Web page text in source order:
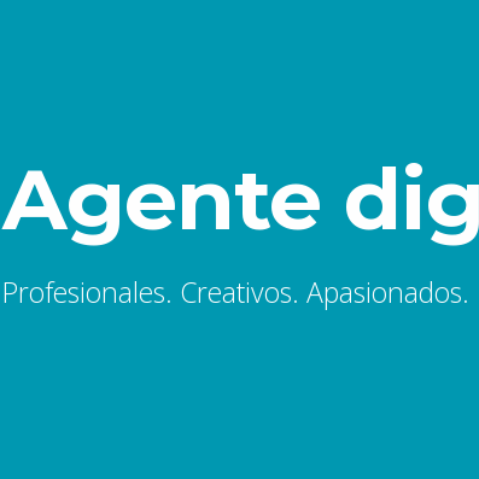
Agente
Profesionales. Creativos. Apasionados.